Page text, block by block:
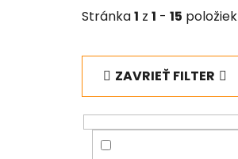
Stránka1 z 1 - 15
ZAVRIEŤ FILTER